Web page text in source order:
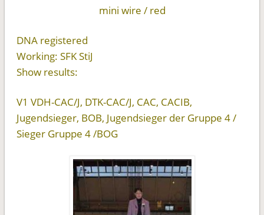
mini wire / red
DNA registered
Working: SFK StiJ
Show results:
V1 VDH-CAC/J, DTK-CAC/J, CAC, CACIB,
Jugendsieger, BOB, Jugendsieger der Gruppe 4 /
Sieger Gruppe 4 /BOG